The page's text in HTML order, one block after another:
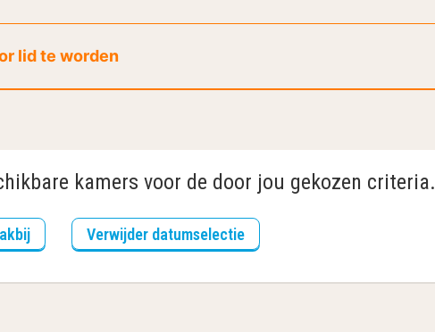
lid te worden
kamers voor de door jou gekozen criteria.
Verwijder datumselectie